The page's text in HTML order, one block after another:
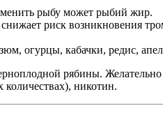
рыбу может рыбий жир.
риск возникновения
огурцы, кабачки, редис,
рябины.
никотин.